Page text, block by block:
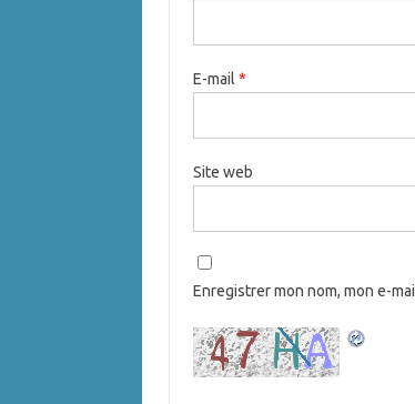
E-mail *
Site web
Enregistrer mon nom, mon e-